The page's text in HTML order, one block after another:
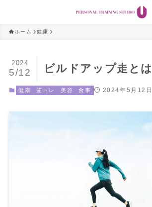
ホーム 健康
ビルドアップ走とは
2024
5/12
健康 筋トレ 美容 食事 2024年5月12日